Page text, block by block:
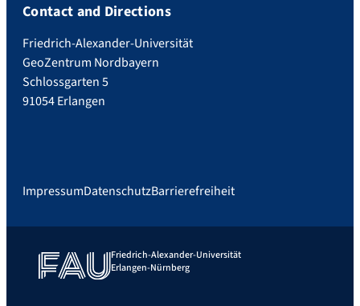
Contact and Directions
Friedrich-Alexander-Universität
GeoZentrum Nordbayern
Schlossgarten 5
91054 Erlangen
ImpressumDatenschutzBarrierefreiheit
Friedrich-Alexander-Universität
Erlangen-Nürnberg